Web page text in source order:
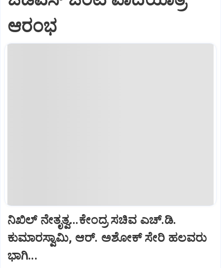
ಆರಂಭ
ನಿಖಿಲ್‌ ನೇತೃತ್ವ...ಕೇಂದ್ರ ಸಚಿವ ಎಚ್‌.ಡಿ.
ಕುಮಾರಸ್ವಾಮಿ, ಆರ್‌. ಅಶೋಕ್ ಸೇರಿ ಹಲವರು
ಭಾಗಿ...